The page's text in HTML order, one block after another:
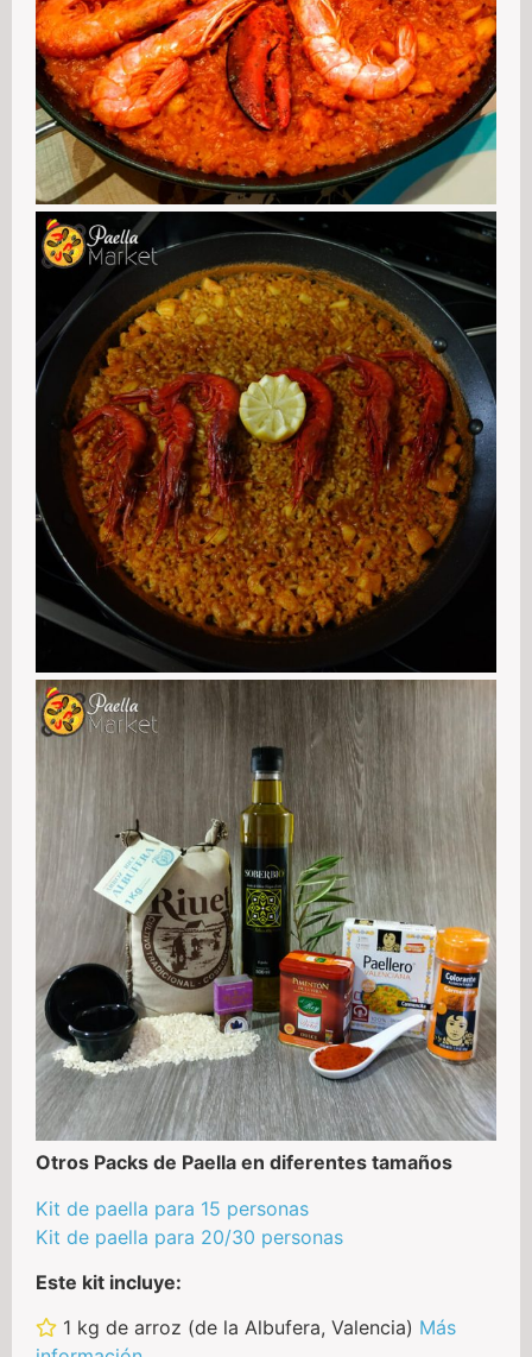
Otros Packs de Paella en diferentes tamaños
Kit de paella para 15 personas
Kit de paella para 20/30 personas
Este kit incluye:
1 kg de arroz (de la Albufera, Valencia) Más